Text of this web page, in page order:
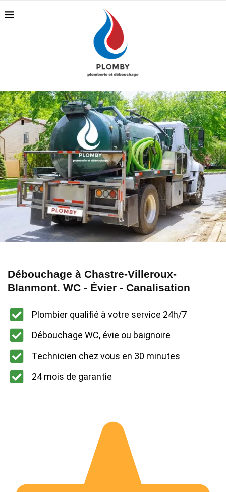
Débouchage à Chastre-Villeroux-
Blanmont. WC - Évier - Canalisation
Plombier qualifié à votre service 24h/7
Débouchage WC, évie ou baignoire
Technicien chez vous en 30 minutes
24 mois de garantie